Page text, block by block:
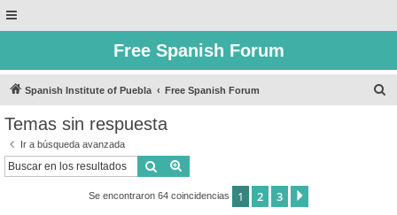
Free Spanish Forum
Spanish Institute of Puebla Free Spanish Forum
Temas sin respuesta
Ir a búsqueda avanzada
Buscar
Se encontraron 64 coincidencias 1 2 3